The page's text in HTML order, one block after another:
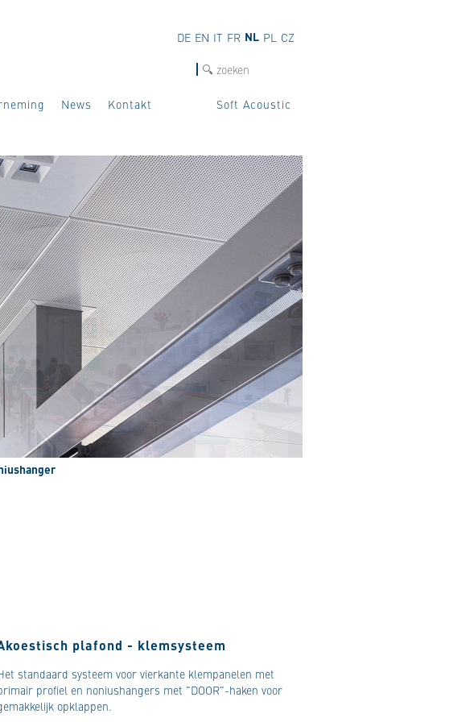
News Kontakt Soft Acoustic
DE EN IT FR NL PL CZ
plafond - klemsysteem
standaard systeem voor vierkante klempanelen met
profiel en noniushangers met "DOOR"-haken voor
opklappen.